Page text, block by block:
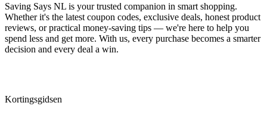
Saving Says NL is your trusted companion in smart shopping.
Whether it's the latest coupon codes, exclusive deals, honest product
reviews, or practical money-saving tips — we're here to help you
spend less and get more. With us, every purchase becomes a smarter
decision and every deal a win.
Kortingsgidsen